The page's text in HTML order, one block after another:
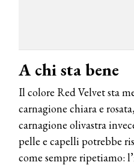
A chi sta bene
Il colore Red Velvet sta
carnagione chiara e
carnagione olivastra
pelle e capelli potrebbe
come sempre ripetiamo: